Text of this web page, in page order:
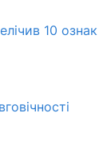
10 ознак